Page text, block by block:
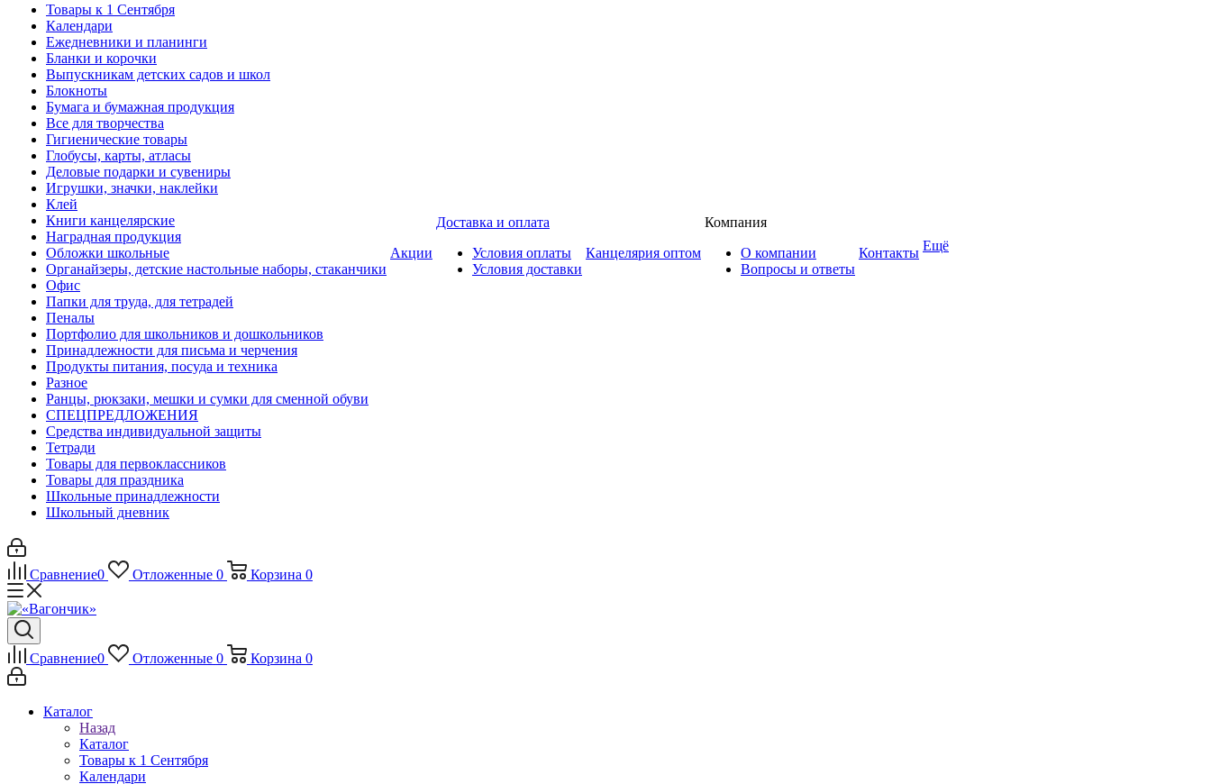
Товары к 1 Сентября
Календари
Ежедневники и планинги
Бланки и корочки
Выпускникам детских садов и школ
Блокноты
Бумага и бумажная продукция
Все для творчества
Гигиенические товары
Глобусы, карты, атласы
Деловые подарки и сувениры
Игрушки, значки, наклейки
Клей
Книги канцелярские
Наградная продукция
Обложки школьные
Органайзеры, детские настольные наборы, стаканчики
Офис
Папки для труда, для тетрадей
Пеналы
Портфолио для школьников и дошкольников
Принадлежности для письма и черчения
Продукты питания, посуда и техника
Разное
Ранцы, рюкзаки, мешки и сумки для сменной обуви
СПЕЦПРЕДЛОЖЕНИЯ
Средства индивидуальной защиты
Тетради
Товары для первоклассников
Товары для праздника
Школьные принадлежности
Школьный дневник
Акции
Доставка и оплата
Условия оплаты
Условия доставки
Канцелярия оптом
Компания
О компании
Вопросы и ответы
Контакты Ещё
Сравнение0 Отложенные 0 Корзина 0
Сравнение0 Отложенные 0 Корзина 0
Каталог
Назад
Каталог
Товары к 1 Сентября
Календари